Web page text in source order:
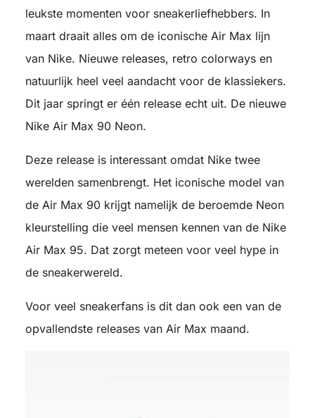
leukste momenten voor sneakerliefhebbers. In
maart draait alles om de iconische Air Max lijn
van Nike. Nieuwe releases, retro colorways en
natuurlijk heel veel aandacht voor de klassiekers.
Dit jaar springt er één release echt uit. De nieuwe
Nike Air Max 90 Neon.
Deze release is interessant omdat Nike twee
werelden samenbrengt. Het iconische model van
de Air Max 90 krijgt namelijk de beroemde Neon
kleurstelling die veel mensen kennen van de Nike
Air Max 95. Dat zorgt meteen voor veel hype in
de sneakerwereld.
Voor veel sneakerfans is dit dan ook een van de
opvallendste releases van Air Max maand.